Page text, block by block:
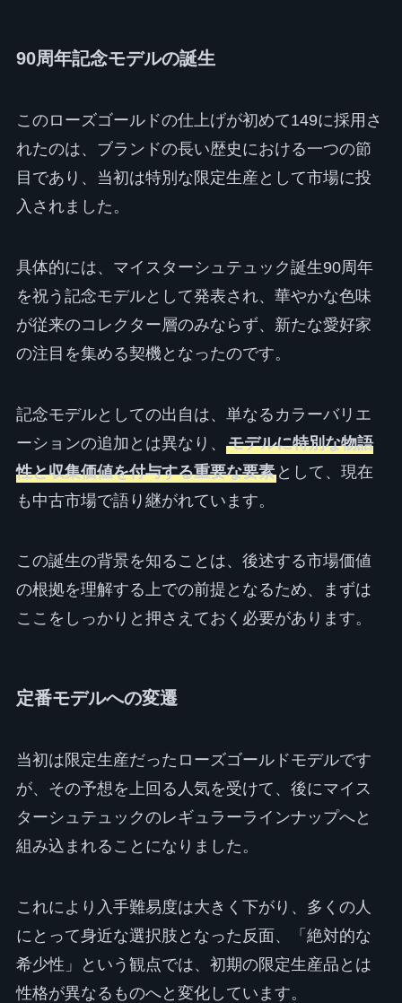
90周年記念モデルの誕生
このローズゴールドの仕上げが初めて149に採用さ
れたのは、ブランドの長い歴史における一つの節
目であり、当初は特別な限定生産として市場に投
入されました。
具体的には、マイスターシュテュック誕生90周年
を祝う記念モデルとして発表され、華やかな色味
が従来のコレクター層のみならず、新たな愛好家
の注目を集める契機となったのです。
記念モデルとしての出自は、単なるカラーバリエ
ーションの追加とは異なり、 モデルに特別な物語
性と収集価値を付与する重要な要素として、現在
も中古市場で語り継がれています。
この誕生の背景を知ることは、後述する市場価値
の根拠を理解する上での前提となるため、まずは
ここをしっかりと押さえておく必要があります。
定番モデルへの変遷
当初は限定生産だったローズゴールドモデルです
が、その予想を上回る人気を受けて、後にマイス
ターシュテュックのレギュラーラインナップへと
組み込まれることになりました。
これにより入手難易度は大きく下がり、多くの人
にとって身近な選択肢となった反面、「絶対的な
希少性」という観点では、初期の限定生産品とは
性格が異なるものへと変化しています。